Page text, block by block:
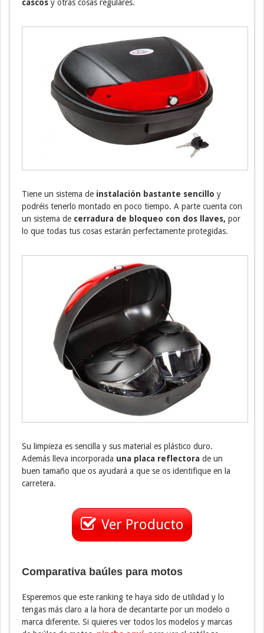
cascos y otras cosas regulares.
Tiene un sistema de instalación bastante sencillo y
podréis tenerlo montado en poco tiempo. A parte cuenta con
un sistema de cerradura de bloqueo con dos llaves, por
lo que todas tus cosas estarán perfectamente protegidas.
Su limpieza es sencilla y sus material es plástico duro.
Además lleva incorporada una placa reflectora de un
buen tamaño que os ayudará a que se os identifique en la
carretera.
Ver Producto
Comparativa baúles para motos
Esperemos que este ranking te haya sido de utilidad y lo
tengas más claro a la hora de decantarte por un modelo o
marca diferente. Si quieres ver todos los modelos y marcas